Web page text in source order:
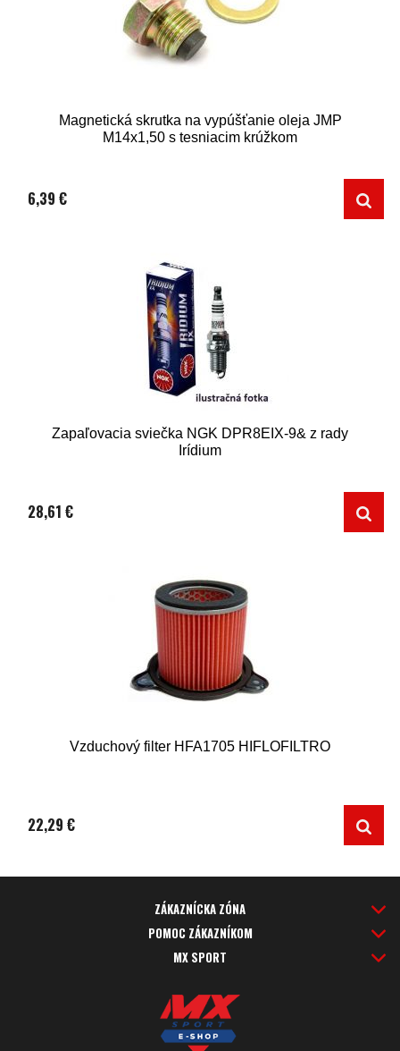
Magnetická skrutka na vypúšťanie oleja JMP
M14x1,50 s tesniacim krúžkom
6,39 €
Zapaľovacia sviečka NGK DPR8EIX-9& z rady
Irídium
28,61 €
Vzduchový filter HFA1705 HIFLOFILTRO
22,29 €
ZÁKAZNÍCKA ZÓNA
POMOC ZÁKAZNÍKOM
MX SPORT